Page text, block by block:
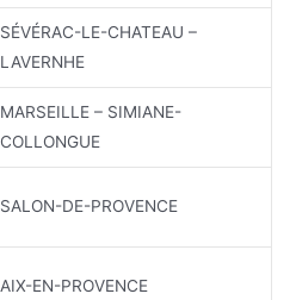
SÉVÉRAC-LE-CHATEAU –
LAVERNHE
MARSEILLE – SIMIANE-
COLLONGUE
SALON-DE-PROVENCE
AIX-EN-PROVENCE